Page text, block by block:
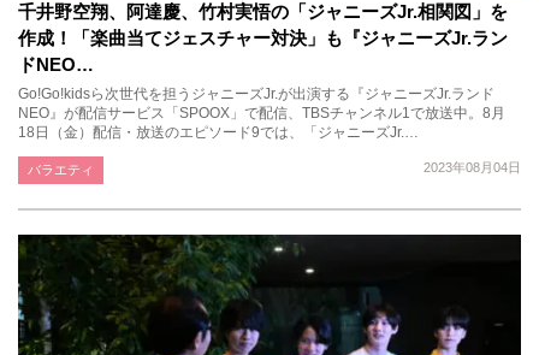
千井野空翔、阿達慶、竹村実悟の「ジャニーズJr.相関図」を
作成！「楽曲当てジェスチャー対決」も『ジャニーズJr.ラン
ドNEO…
Go!Go!kidsら次世代を担うジャニーズJr.が出演する『ジャニーズJr.ランド
NEO』が配信サービス「SPOOX」で配信、TBSチャンネル1で放送中。8月
18日（金）配信・放送のエピソード9では、「ジャニーズJr.…
2023年08月04日
バラエティ